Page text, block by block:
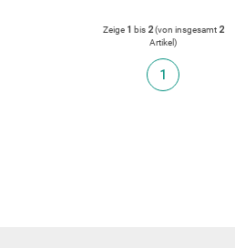
Zeige 1 bis 2(von insgesamt 2
Artikel)
1